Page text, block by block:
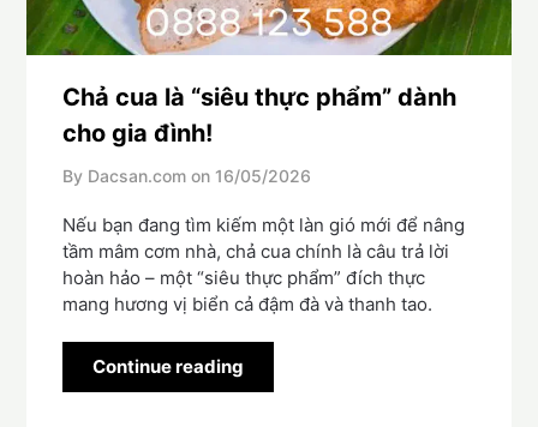
Chả cua là “siêu thực phẩm” dành
cho gia đình!
By Dacsan.com on 16/05/2026
Nếu bạn đang tìm kiếm một làn gió mới để nâng
tầm mâm cơm nhà, chả cua chính là câu trả lời
hoàn hảo – một “siêu thực phẩm” đích thực
mang hương vị biển cả đậm đà và thanh tao.
Continue reading